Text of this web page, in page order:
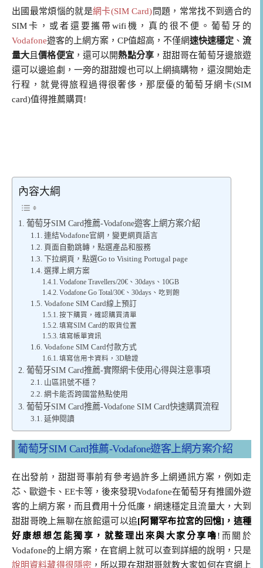
出國最常煩惱的就是網卡(SIM Card)問題，常常找不到適合的
SIM卡，或者還要攜帶wifi機，真的很不便。葡萄牙的
Vodafone遊客的上網方案，CP值超高，不僅網速快速穩定 、 流
量大 且價格便宜，還可以開熱點分享，甜甜哥在葡萄牙邊旅遊
還可以邊追劇，一旁的甜甜嫂也可以上網搞購物，還沒開始走
行程，就覺得旅程過得很奢侈，那麼優的葡萄牙網卡(SIM
card)值得推薦購買!
內容大綱
葡萄牙SIM Card推薦-Vodafone遊客上網方案介紹
連結Vodafone官網，變更網頁語言
頁面自動跳轉，點選產品和服務
下拉網頁，點選Go to Visiting Portugal page
選擇上網方案
Vodafone Travellers/20€、30days、10GB
Vodafone Go Total/30€、30days、吃到飽
Vodafone SIM Card線上預訂
按下購買，確認購買清單
填寫SIM Card的取貨位置
填寫帳單資訊
Vodafone SIM Card付款方式
填寫信用卡資料，3D驗證
葡萄牙SIM Card推薦-實際網卡使用心得與注意事項
山區訊號不穩？
網卡能否跨國當熱點使用
葡萄牙SIM Card推薦-Vodafone SIM Card快速購買流程
延伸閱讀
葡萄牙SIM Card推薦-Vodafone遊客上網方案介紹
在出發前，甜甜哥事前有參考過許多上網通訊方案，例如走
芯、歐遊卡、EE卡等，後來發現Vodafone在葡萄牙有推國外遊
客的上網方案，而且費用十分低廉，網速穩定且流量大，大到
甜甜哥晚上無聊在旅館還可以追[阿爾罕布拉宮的回憶]，這種
好康想想怎能獨享，就整理出來與大家分享嚕! 而關於
Vodafone的上網方案，在官網上就可以查到詳細的說明，只是
說明資料藏得很隱密 ，所以現在甜甜哥就教大家如何在官網上